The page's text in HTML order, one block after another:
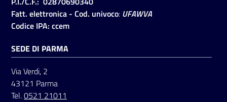
Fatt. elettronica - Cod. univoco: UFAWVA
Codice IPA: ccem
SEDE DI PARMA
Via Verdi, 2
43121 Parma
Tel.0521 21011